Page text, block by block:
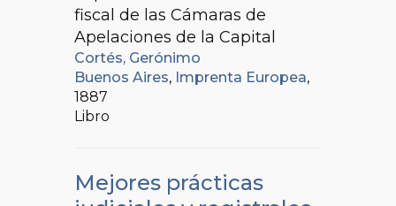
fiscal de las Cámaras de
Apelaciones de la Capital
Cortés, Gerónimo
Buenos Aires, Imprenta Europea,
1887
Libro
Mejores prácticas